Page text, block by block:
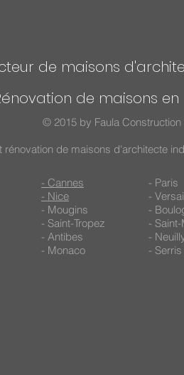
de maisons
de maisons
© 2015 by Faula
rénovation de maisons d'architecte
- Cannes
- Nice
- Mougins
- Saint-Tropez
- Antibes
- Monaco
- Paris
-
-
-
-
- Serris